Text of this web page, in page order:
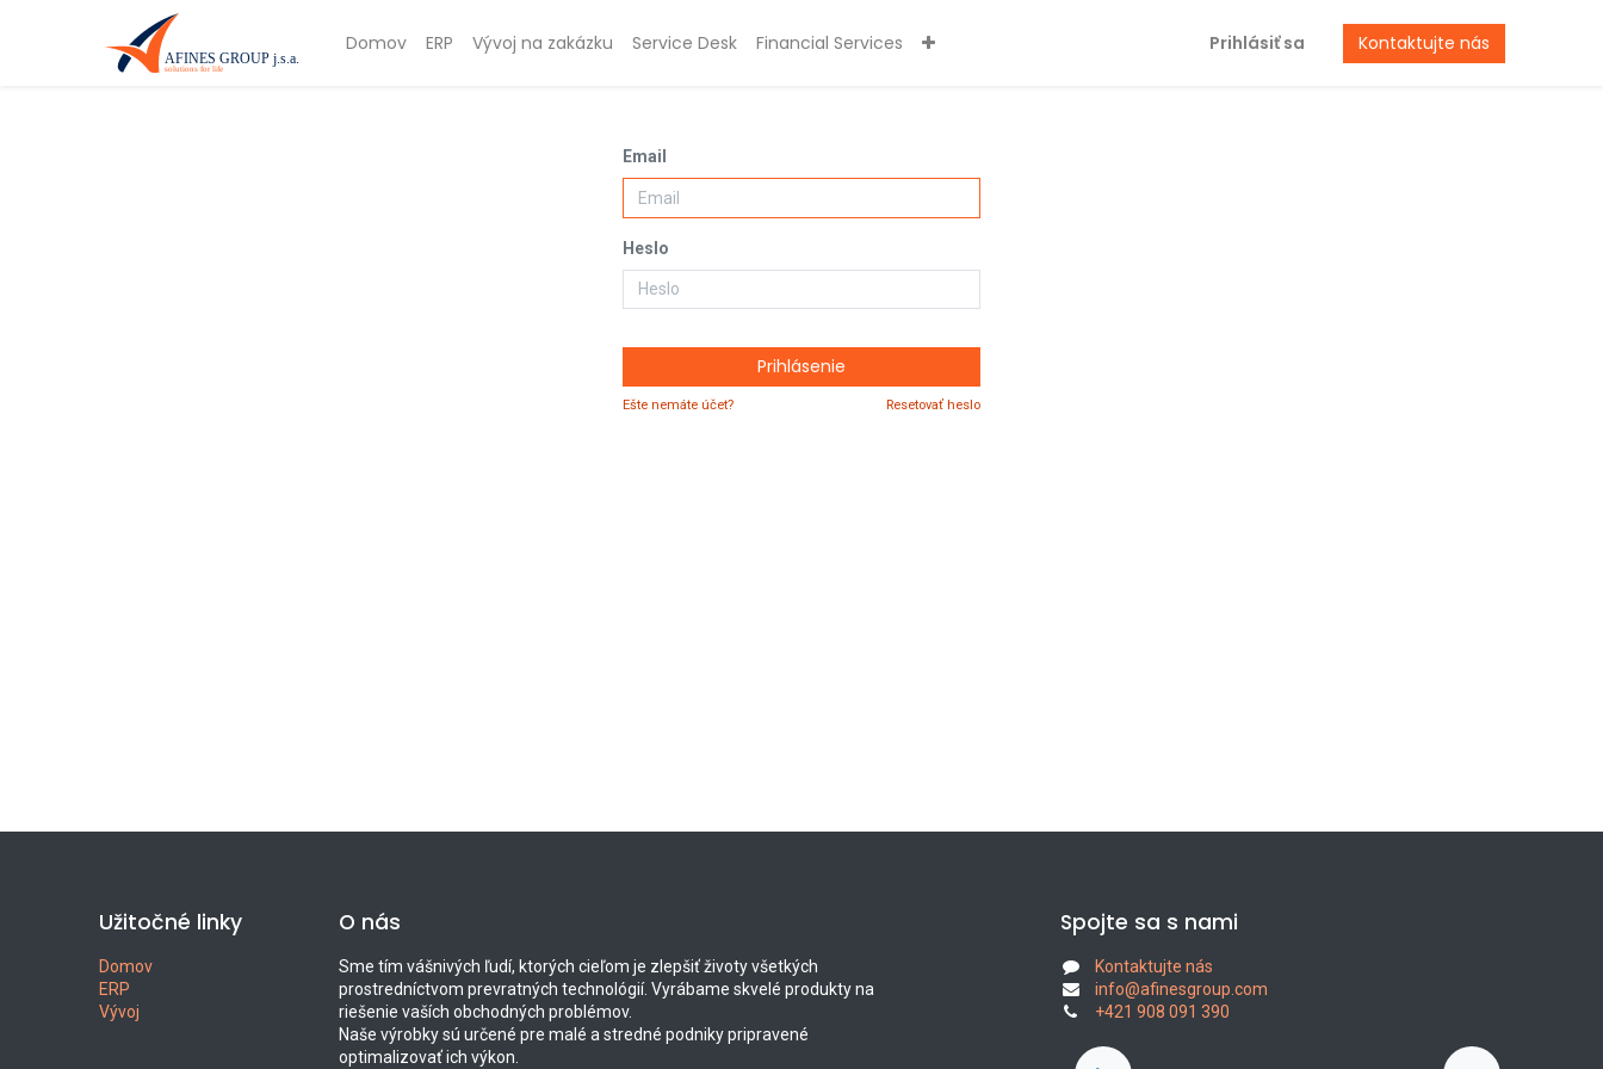
Domov ERP Vývoj na zakázku Service Desk Financial Services Prihlásiť sa Kontaktujte nás
Email
Heslo
Prihlásenie
Ešte nemáte účet? Resetovať heslo
Užitočné linky
Domov
ERP
Vývoj
O nás
Sme tím vášnivých ľudí, ktorých cieľom je zlepšiť životy všetkých
prostredníctvom prevratných technológií. Vyrábame skvelé produkty na
riešenie vaších obchodných problémov.
Naše výrobky sú určené pre malé a stredné podniky pripravené
optimalizovať ich výkon.
Spojte sa s nami
Kontaktujte nás
info@afinesgroup.com
+421 908 091 390